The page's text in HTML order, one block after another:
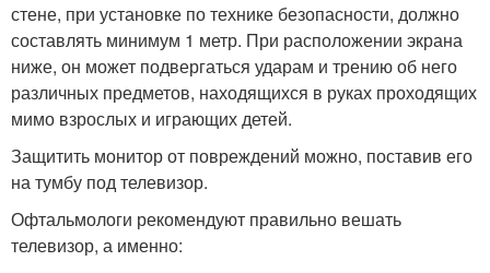
стене, при установке по технике безопасности, должно
составлять минимум 1 метр. При расположении экрана
ниже, он может подвергаться ударам и трению об него
различных предметов, находящихся в руках проходящих
мимо взрослых и играющих детей.
Защитить монитор от повреждений можно, поставив его
на тумбу под телевизор.
Офтальмологи рекомендуют правильно вешать
телевизор, а именно: